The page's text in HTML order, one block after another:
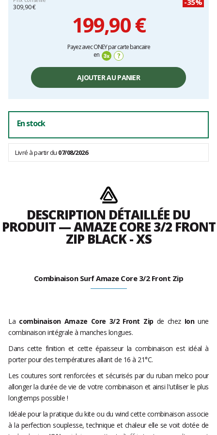
309,90 €
199,90 €
Payez avec ONEY par carte bancaire
en
?
AJOUTER AU PANIER
En stock
Livré à partir du 07/08/2026
DESCRIPTION DÉTAILLÉE DU
PRODUIT — AMAZE CORE 3/2 FRONT
ZIP BLACK - XS
Combinaison Surf Amaze Core 3/2 Front Zip
La combinaison Amaze Core 3/2 Front Zip de chez Ionune
combinaison intégrale à manches longues.
Dans cette finition et cette épaisseur la combinaison est idéal à
porter pour des températures allant de 16 à 21°C.
Les coutures sont renforcées et sécurisés par du ruban melco pour
allonger la durée de vie de votre combinaison et ainsi l'utiliser le plus
longtemps possible !
Idéale pour la pratique du kite ou du wind cette combinaison associe
à la perfection souplesse, technique et chaleur elle se voit dotée de